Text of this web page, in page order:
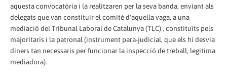
aquesta convocatòria i la realitzaren per la seva banda, enviant als
delegats que van constituir el comitè d'aquella vaga, a una
mediació del Tribunal Laboral de Catalunya (TLC) , constituïts pels
majoritaris i la patronal (instrument para-judicial, que els hi desvia
diners tan necessaris per funcionar la inspecció de treball, legitima
mediadora).